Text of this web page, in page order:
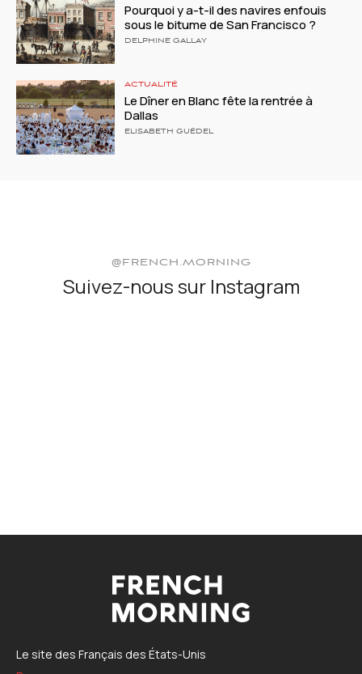
Pourquoi y a-t-il des navires enfouis
sous le bitume de San Francisco ?
DELPHINE GALLAY
ACTUALITÉ
Le Dîner en Blanc fête la rentrée à
Dallas
ELISABETH GUÉDEL
@FRENCH.MORNING
Suivez-nous sur Instagram
Le site des Français des États-Unis